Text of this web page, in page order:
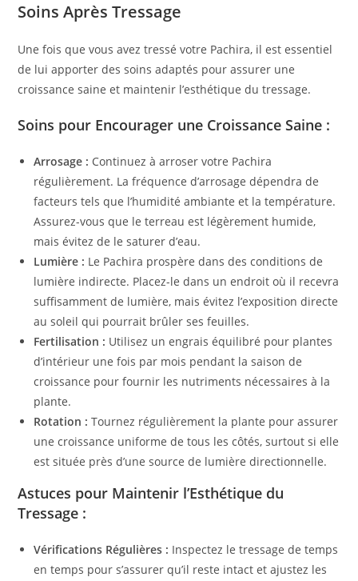
Soins Après Tressage
Une fois que vous avez tressé votre Pachira, il est essentiel
de lui apporter des soins adaptés pour assurer une
croissance saine et maintenir l’esthétique du tressage.
Soins pour Encourager une Croissance Saine :
Arrosage : Continuez à arroser votre Pachira
régulièrement. La fréquence d’arrosage dépendra de
facteurs tels que l’humidité ambiante et la température.
Assurez-vous que le terreau est légèrement humide,
mais évitez de le saturer d’eau.
Lumière : Le Pachira prospère dans des conditions de
lumière indirecte. Placez-le dans un endroit où il recevra
suffisamment de lumière, mais évitez l’exposition directe
au soleil qui pourrait brûler ses feuilles.
Fertilisation : Utilisez un engrais équilibré pour plantes
d’intérieur une fois par mois pendant la saison de
croissance pour fournir les nutriments nécessaires à la
plante.
Rotation : Tournez régulièrement la plante pour assurer
une croissance uniforme de tous les côtés, surtout si elle
est située près d’une source de lumière directionnelle.
Astuces pour Maintenir l’Esthétique du
Tressage :
Vérifications Régulières : Inspectez le tressage de temps
en temps pour s’assurer qu’il reste intact et ajustez les